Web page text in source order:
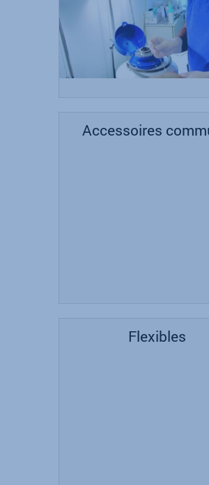
Accessoires
Flexibles